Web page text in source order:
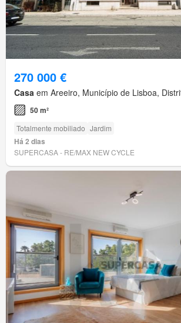
270 000 €
Casa em Areeiro, Município de Lisboa,
50 m²
Totalmente mobiliado Jardim
Há 2 dias
SUPERCASA - RE/MAX NEW CYCLE